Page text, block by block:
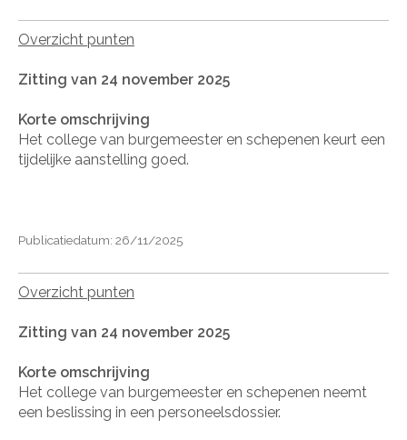
Overzicht punten
Zitting van 24 november 2025
Korte omschrijving
Het college van burgemeester en schepenen keurt een
tijdelijke aanstelling goed.
Publicatiedatum: 26/11/2025
Overzicht punten
Zitting van 24 november 2025
Korte omschrijving
Het college van burgemeester en schepenen neemt
een beslissing in een personeelsdossier.